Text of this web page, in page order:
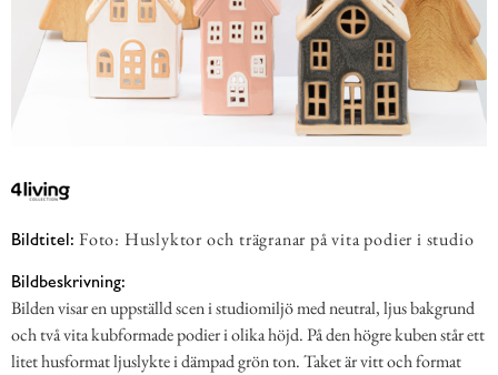
Bildtitel: Foto: Huslyktor och trägranar på vita podier i studio
Bildbeskrivning:
Bilden visar en uppställd scen i studiomiljö med neutral, ljus bakgrund
och två vita kubformade podier i olika höjd. På den högre kuben står ett
litet husformat ljuslykte i dämpad grön ton. Taket är vitt och format